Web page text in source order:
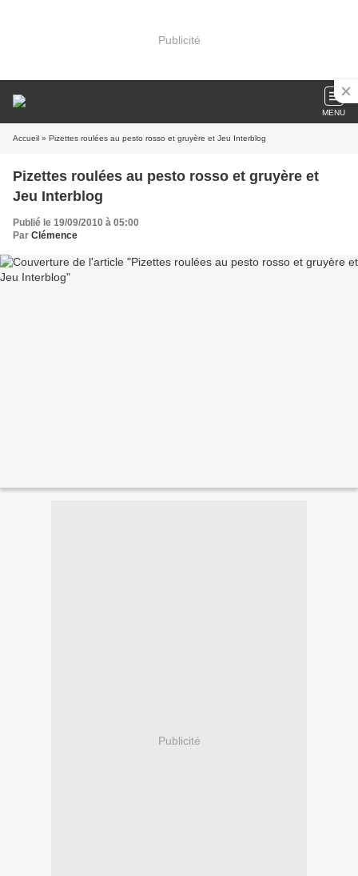
Publicité
MENU
Accueil » Pizettes roulées au pesto rosso et gruyère et Jeu Interblog
Pizettes roulées au pesto rosso et gruyère et
Jeu Interblog
Publié le 19/09/2010 à 05:00
Par Clémence
Publicité